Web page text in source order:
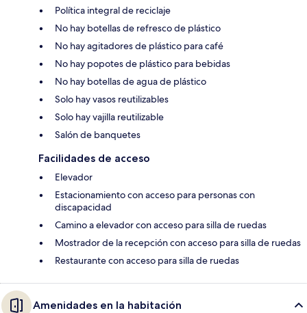
Política integral de reciclaje
No hay botellas de refresco de plástico
No hay agitadores de plástico para café
No hay popotes de plástico para bebidas
No hay botellas de agua de plástico
Solo hay vasos reutilizables
Solo hay vajilla reutilizable
Salón de banquetes
Facilidades de acceso
Elevador
Estacionamiento con acceso para personas con
discapacidad
Camino a elevador con acceso para silla de ruedas
Mostrador de la recepción con acceso para silla de ruedas
Restaurante con acceso para silla de ruedas
Amenidades en la habitación